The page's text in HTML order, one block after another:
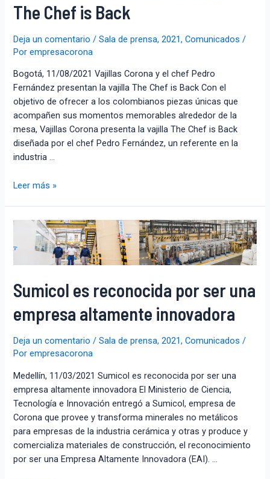
The Chef is Back
Deja un comentario /Sala de prensa,2021,Comunicados /
Porempresacorona
Bogotá, 11/08/2021 Vajillas Corona y el chef Pedro
Fernández presentan la vajilla The Chef is Back Con el
objetivo de ofrecer a los colombianos piezas únicas que
acompañen sus momentos memorables alrededor de la
mesa, Vajillas Corona presenta la vajilla The Chef is Back
diseñada por el chef Pedro Fernández, un referente en la
industria …
Leer más »
Sumicol es reconocida por ser una
empresa altamente innovadora
Deja un comentario /Sala de prensa,2021,Comunicados /
Porempresacorona
Medellín, 11/03/2021 Sumicol es reconocida por ser una
empresa altamente innovadora El Ministerio de Ciencia,
Tecnología e Innovación entregó a Sumicol, empresa de
Corona que provee y transforma minerales no metálicos
para empresas de la industria cerámica y otras y produce y
comercializa materiales de construcción, el reconocimiento
por ser una Empresa Altamente Innovadora (EAI). …